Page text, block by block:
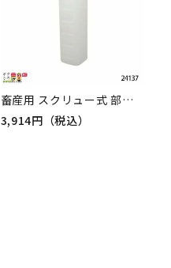
畜産用 スクリュー式 部品 3リットル スクリュー式 哺乳ビン 本体のみ 24137 乳 ミルク 子牛 哺乳 畜産用品 酪農用品
3,914円（税込）